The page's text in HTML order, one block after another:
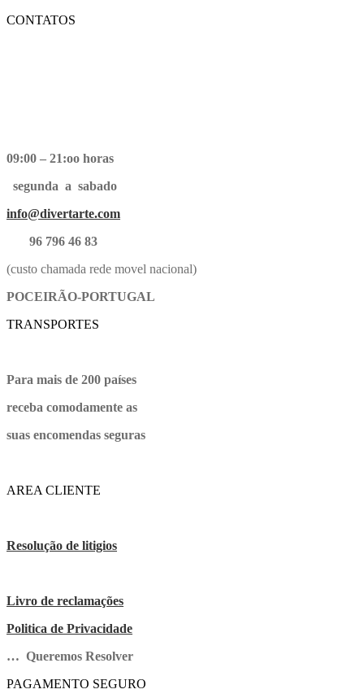
CONTATOS
09:00 – 21:oo horas
segunda a sabado
info@divertarte.com
96 796 46 83
(custo chamada rede movel nacional)
POCEIRÃO-PORTUGAL
TRANSPORTES
Para mais de 200 países
receba comodamente as
suas encomendas seguras
AREA CLIENTE
Resolução de litigios
Livro de reclamações
Politica de Privacidade
… Queremos Resolver
PAGAMENTO SEGURO